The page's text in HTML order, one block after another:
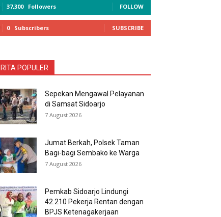
37,300 Followers FOLLOW
0 Subscribers SUBSCRIBE
POPULER
Sepekan Mengawal Pelayanan
di Samsat Sidoarjo
7 August 2026
Jumat Berkah, Polsek Taman
Bagi-bagi Sembako ke Warga
7 August 2026
Pemkab Sidoarjo Lindungi
42.210 Pekerja Rentan dengan
BPJS Ketenagakerjaan